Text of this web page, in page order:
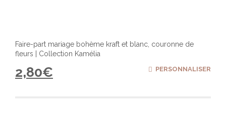
Faire-part mariage bohème kraft et blanc, couronne de
fleurs | Collection Kamélia
2,80€ PERSONNALISER